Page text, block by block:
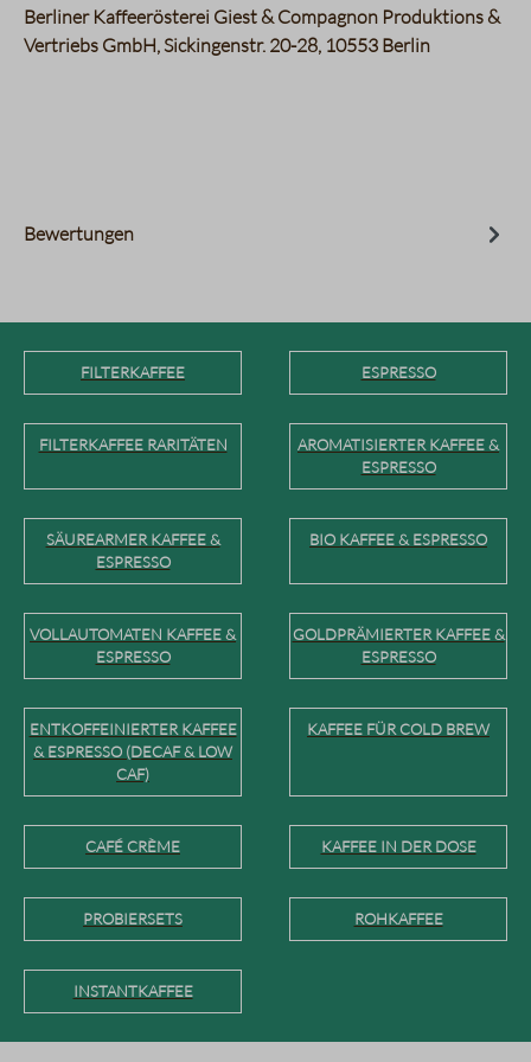
Berliner Kaffeerösterei Giest & Compagnon Produktions &
Vertriebs GmbH, Sickingenstr. 20-28, 10553 Berlin
Bewertungen
FILTERKAFFEE ESPRESSO
FILTERKAFFEE RARITÄTEN
AROMATISIERTER KAFFEE &
ESPRESSO
SÄUREARMER KAFFEE &
ESPRESSO
BIO KAFFEE & ESPRESSO
VOLLAUTOMATEN KAFFEE &
ESPRESSO
GOLDPRÄMIERTER KAFFEE &
ESPRESSO
ENTKOFFEINIERTER KAFFEE
& ESPRESSO (DECAF & LOW
CAF)
KAFFEE FÜR COLD BREW
CAFÉ CRÈME KAFFEE IN DER DOSE
PROBIERSETS ROHKAFFEE
INSTANTKAFFEE